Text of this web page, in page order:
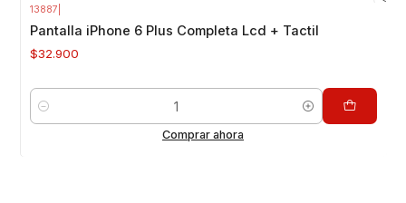
13887
Pantalla iPhone 6 Plus Completa Lcd + Tactil
$32.900
Cantidad
Comprar ahora